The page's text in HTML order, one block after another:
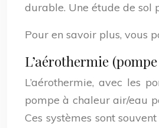
durable. Une étude de sol
Pour en savoir plus, vous
L’aérothermie
L’aérothermie, avec les
pompe à chaleur air/eau
Ces systèmes sont